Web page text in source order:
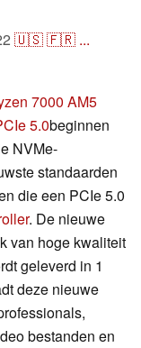
🇺🇸🇫🇷 ...
7000 AM5
5.0beginnen
NVMe-
standaarden
die een PCIe 5.0
. De nieuwe
van hoge kwaliteit
geleverd in 1
deze nieuwe
bestanden en